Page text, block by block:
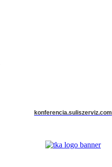
konferencia.suliszerviz.com